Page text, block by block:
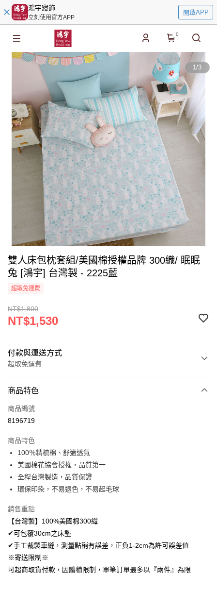
鴻宇寢飾
立刻使用官方APP
開啟APP
0
1/3
雙人床包枕套組/美國棉授權品牌 300織/ 眠眠
兔 [鴻宇] 台灣製 - 2225藍
超取免運費
NT$1,800
NT$1,530
付款與運送方式
超取免運費
信用卡一次付款
超商取貨付款
Apple Pay
悠遊付
Google Pay
AFTEE先享後付
相關說明
AFTEE先享後付是「在收到商品之後才付款」的支付方式。 讓您購物簡單
便利好安心！
１．簡單：不需註冊會員、不需綁卡、不需儲值。
２．便利：只要手機號碼，簡訊認證，即可結帳。
３．安心：先確認商品／服務後，再付款。
ATM付款
運送方式
全家取貨付款
商品特色
商品編號
8196719
商品特色
100％精梳棉、舒適透氣
美國棉花協會授權，品質第一
全程台灣製造，品質保證
環保印染，不易退色，不易起毛球
銷售重點
【台灣製】100%美國棉300織
✔可包覆30cm之床墊
✔手工裁製車縫，測量點稍有誤差，正負1-2cm為許可誤差值
※寄送限制※
可超商取貨付款，因體積限制，單筆訂單最多以『兩件』為限